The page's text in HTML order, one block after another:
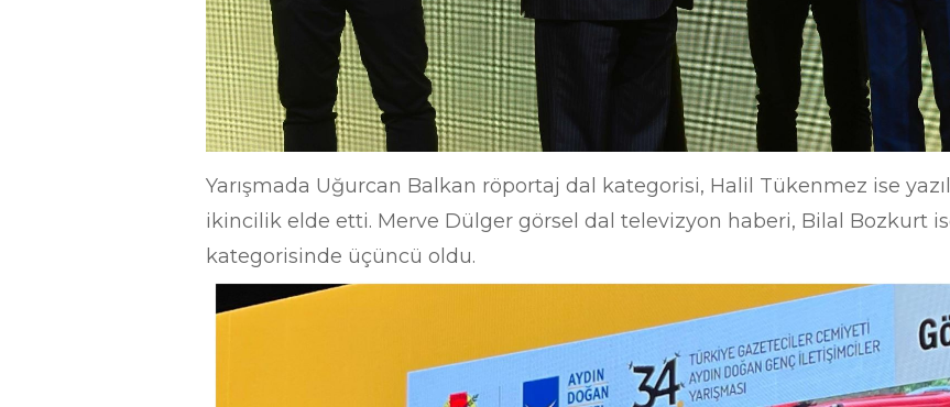
Yarışmada Uğurcan Balkan röportaj dal kategorisi, Halil Tükenmez ise
ikincilik elde etti. Merve Dülger görsel dal televizyon haberi, Bilal Bozkurt
kategorisinde üçüncü oldu.